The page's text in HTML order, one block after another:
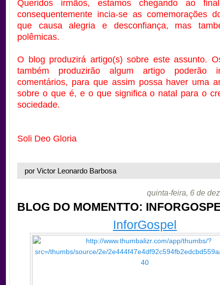
Queridos irmãos, estamos chegando ao
consequentemente incia-se as comemorações
que causa alegria e desconfiança, mas
polêmicas.
O blog produzirá artigo(s) sobre este assunto.
também produzirão algum artigo poderão
comentários, para que assim possa haver uma
sobre o que é, e o que significa o natal para o
sociedade.
Soli Deo Gloria
por Victor Leonardo Barbosa
quinta-feira, 6 de
BLOG DO MOMENTTO:
InforGospel